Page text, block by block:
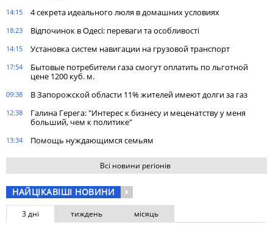
14:15 4 секрета идеального люля в домашних условиях
18:23 Відпочинок в Одесі: переваги та особливості
14:15 Установка систем навигации на грузовой транспорт
17:54
Бытовые потребители газа cмогут оплатить по льготной
цене 1200 куб. м.
09:38 В Запорожской области 11% жителей имеют долги за газ
12:38
Галина Герега: "Интерес к бизнесу и меценатству у меня
больший, чем к политике"
13:34 Помощь нуждающимся семьям
Всі новини регіонів
НАЙЦІКАВІШІ НОВИНИ
3 дні тиждень місяць